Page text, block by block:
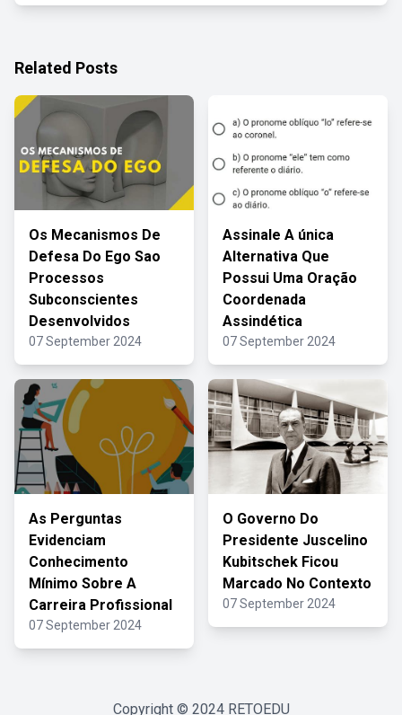
Related Posts
Os Mecanismos De
Defesa Do Ego Sao
Processos
Subconscientes
Desenvolvidos
07 September 2024
Assinale A única
Alternativa Que
Possui Uma Oração
Coordenada
Assindética
07 September 2024
As Perguntas
Evidenciam
Conhecimento
Mínimo Sobre A
Carreira Profissional
07 September 2024
O Governo Do
Presidente Juscelino
Kubitschek Ficou
Marcado No Contexto
07 September 2024
Copyright © 2024 RETOEDU